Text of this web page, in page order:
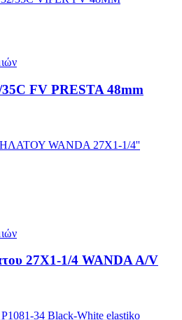
FV PRESTA 48mm
27X1-1/4 WANDA A/V